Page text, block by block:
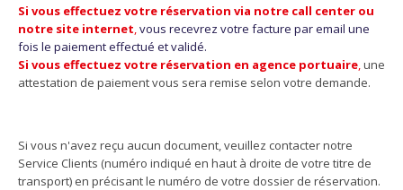
Si vous effectuez votre réservation via notre call center ou
notre site internet,vous recevrez votre facture par email une
fois le paiement effectué et validé.
Si vous effectuez votre réservation en agence portuaire,une
attestation de paiement vous sera remise selon votre demande.
Si vous n'avez reçu aucun document, veuillez contacter notre
Service Clients (numéro indiqué en haut à droite de votre titre de
transport) en précisant le numéro de votre dossier de réservation.